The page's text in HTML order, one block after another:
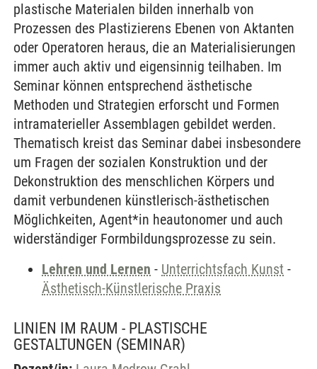
plastische Materialen bilden innerhalb von
Prozessen des Plastizierens Ebenen von Aktanten
oder Operatoren heraus, die an Materialisierungen
immer auch aktiv und eigensinnig teilhaben. Im
Seminar können entsprechend ästhetische
Methoden und Strategien erforscht und Formen
intramaterieller Assemblagen gebildet werden.
Thematisch kreist das Seminar dabei insbesondere
um Fragen der sozialen Konstruktion und der
Dekonstruktion des menschlichen Körpers und
damit verbundenen künstlerisch-ästhetischen
Möglichkeiten, Agent*in heautonomer und auch
widerständiger Formbildungsprozesse zu sein.
Lehren und Lernen - Unterrichtsfach Kunst -
Ästhetisch-Künstlerische Praxis
LINIEN IM RAUM - PLASTISCHE
GESTALTUNGEN (SEMINAR)